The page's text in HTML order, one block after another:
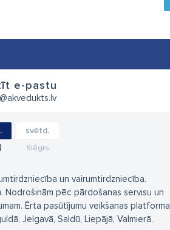
e-pastu
svētd.
Slēgts
un vairumtirdzniecība.
Nodrošinām pēc pārdošanas servisu un
Ērta pasūtījumu veikšanas platforma
Jelgavā, Saldū, Liepājā, Valmierā,